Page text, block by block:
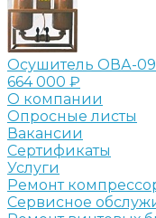
Осушитель ОВА-
664 000 ₽
О компании
Опросные листы
Вакансии
Сертификаты
Услуги
Ремонт
Сервисное